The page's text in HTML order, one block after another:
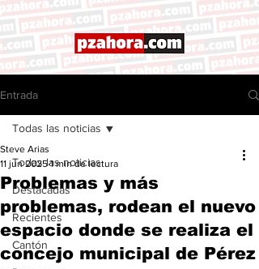
Entrada
Todas las noticias
Destacadas
Recientes
Cantón
Todas las noticias
Problemas y más
problemas, rodean el nuevo
espacio donde se realiza el
concejo municipal de Pérez
Steve Arias
11 jun 2025 1 min de lectura